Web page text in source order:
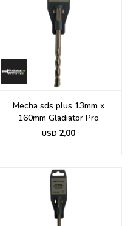
Mecha sds plus 13mm x
160mm Gladiator Pro
USD 2,00